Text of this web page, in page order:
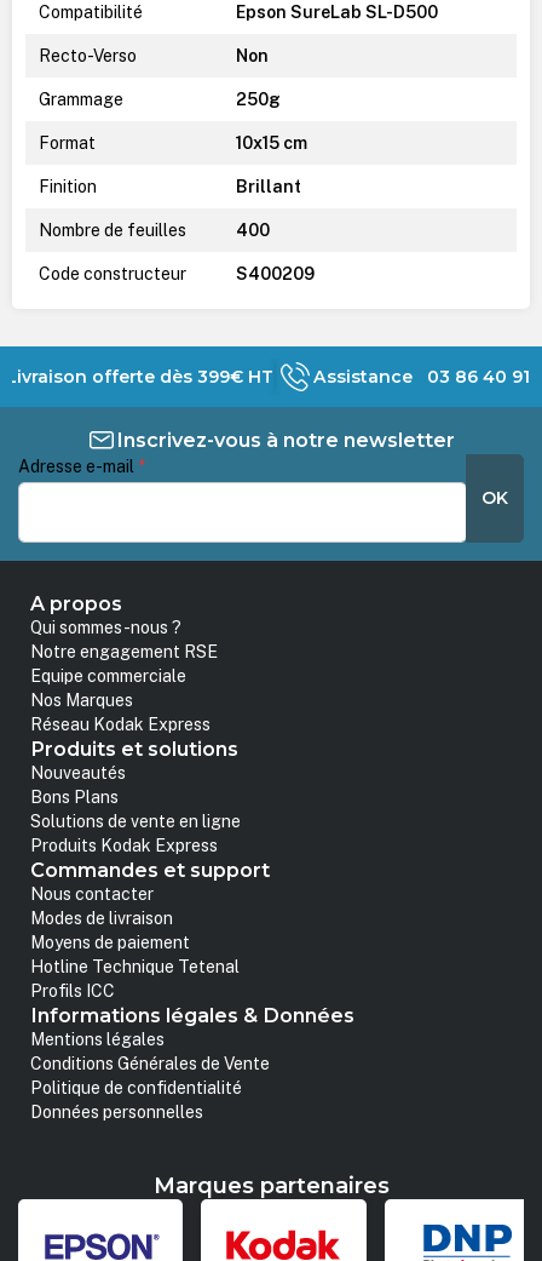
Compatibilité Epson SureLab SL-D500
Recto-Verso Non
Grammage 250g
Format 10x15 cm
Finition Brillant
Nombre de feuilles 400
Code constructeur S400209
Livraison offerte dès 399€ HT Assistance 03 86 40 91
Inscrivez-vous à notre newsletter
Adresse e-mail *
OK
A propos
Qui sommes-nous ?
Notre engagement RSE
Equipe commerciale
Nos Marques
Réseau Kodak Express
Produits et solutions
Nouveautés
Bons Plans
Solutions de vente en ligne
Produits Kodak Express
Commandes et support
Nous contacter
Modes de livraison
Moyens de paiement
Hotline Technique Tetenal
Profils ICC
Informations légales & Données
Mentions légales
Conditions Générales de Vente
Politique de confidentialité
Données personnelles
Marques partenaires